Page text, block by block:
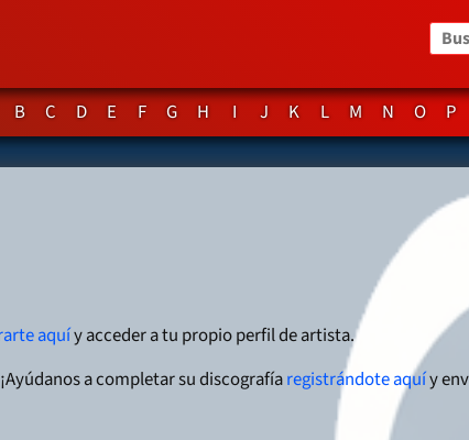
B C D E F G H I J K L M N O P
aquíy acceder a tu propio perfil de artista.
a completar su discografíaregistrándote aquíy